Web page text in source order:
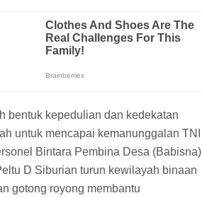
bentuk kepedulian dan kedekatan
untuk mencapai kemanunggalan TNI
Bintara Pembina Desa (Babisna)
D Siburian turun kewilayah binaan
gotong royong membantu